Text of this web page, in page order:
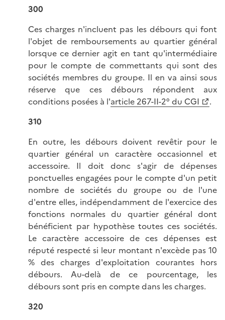
300
Ces charges n'incluent pas les débours qui font
l'objet de remboursements au quartier général
lorsque ce dernier agit en tant qu'intermédiaire
pour le compte de commettants qui sont des
sociétés membres du groupe. Il en va ainsi sous
réserve que ces débours répondent aux
conditions posées à l'article 267-II-2° du CGI
.
310
En outre, les débours doivent revêtir pour le
quartier général un caractère occasionnel et
accessoire. Il doit donc s'agir de dépenses
ponctuelles engagées pour le compte d'un petit
nombre de sociétés du groupe ou de l'une
d'entre elles, indépendamment de l'exercice des
fonctions normales du quartier général dont
bénéficient par hypothèse toutes ces sociétés.
Le caractère accessoire de ces dépenses est
réputé respecté si leur montant n'excède pas 10
% des charges d'exploitation courantes hors
débours. Au-delà de ce pourcentage, les
débours sont pris en compte dans les charges.
320